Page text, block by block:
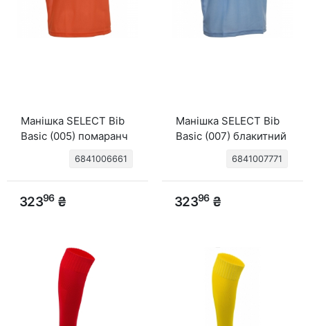
Манішка SELECT Bib
Basic (005) помаранч
6841006661
32396₴
Манішка SELECT Bib
Basic (007) блакитний
6841007771
32396₴